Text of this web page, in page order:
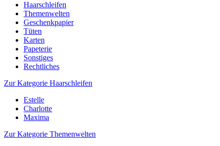
Haarschleifen
Themenwelten
Geschenkpapier
Tüten
Karten
Papeterie
Sonstiges
Rechtliches
Zur Kategorie Haarschleifen
Estelle
Charlotte
Maxima
Zur Kategorie Themenwelten